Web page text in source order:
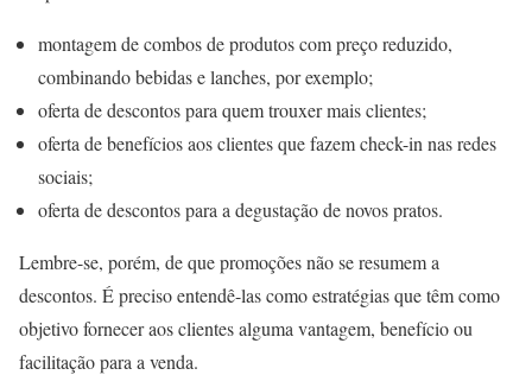
montagem de combos de produtos com preço reduzido,
combinando bebidas e lanches, por exemplo;
oferta de descontos para quem trouxer mais clientes;
oferta de benefícios aos clientes que fazem check-in nas redes
sociais;
oferta de descontos para a degustação de novos pratos.
Lembre-se, porém, de que promoções não se resumem a
descontos. É preciso entendê-las como estratégias que têm como
objetivo fornecer aos clientes alguma vantagem, benefício ou
facilitação para a venda.